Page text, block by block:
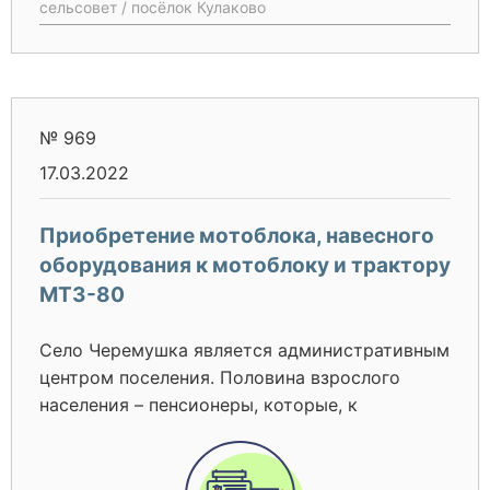
сельсовет / посёлок Кулаково
№ 969
17.03.2022
Приобретение мотоблока, навесного
оборудования к мотоблоку и трактору
МТЗ-80
Село Черемушка является административным
центром поселения. Половина взрослого
населения – пенсионеры, которые, к
возможности обрабатывать принадлежащие